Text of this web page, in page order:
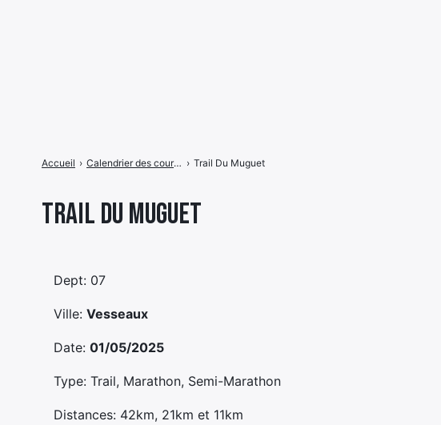
Trail Du Muguet
Accueil › Calendrier des courses › Trail Du Muguet
Dept: 07
Ville: Vesseaux
Date: 01/05/2025
Type: Trail, Marathon, Semi-Marathon
Distances: 42km, 21km et 11km